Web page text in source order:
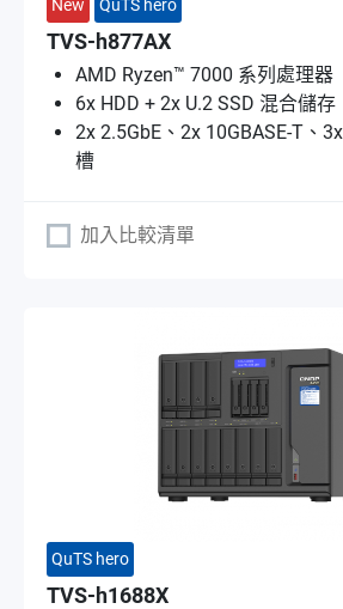
New QuTS hero
TVS-h877AX
AMD Ryzen™ 7000 系列處理器
6x HDD + 2x U.2 SSD 混合儲存
2x 2.5GbE、2x 10GBASE-T、
槽
加入比較清單
QuTS hero
TVS-h1688X